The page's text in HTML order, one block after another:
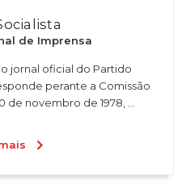
de Imprensa
jornal oficial do Partido
perante a Comissão
novembro de 1978, ...